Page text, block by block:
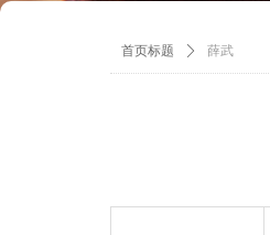
首页标题 ꄲ 薛武